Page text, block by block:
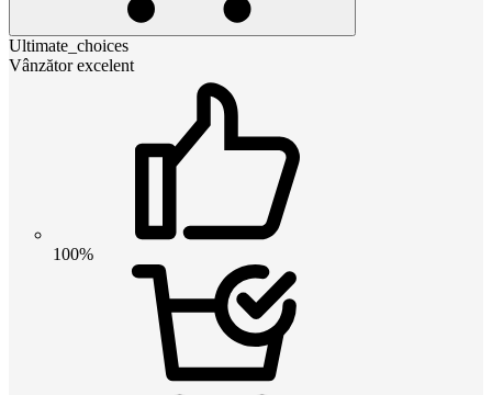
Ultimate_choices
Vânzător excelent
100%